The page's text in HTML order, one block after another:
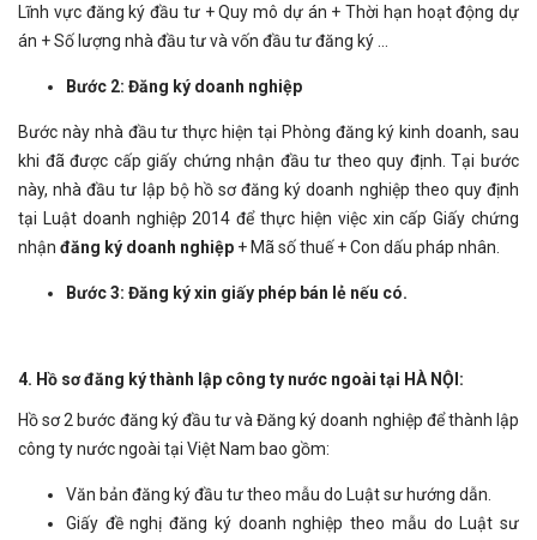
Lĩnh vực đăng ký đầu tư + Quy mô dự án + Thời hạn hoạt động dự
án + Số lượng nhà đầu tư và vốn đầu tư đăng ký ...
Bước 2: Đăng ký doanh nghiệp
Bước này nhà đầu tư thực hiện tại Phòng đăng ký kinh doanh, sau
khi đã được cấp giấy chứng nhận đầu tư theo quy định. Tại bước
này, nhà đầu tư lập bộ hồ sơ đăng ký doanh nghiệp theo quy định
tại Luật doanh nghiệp 2014 để thực hiện việc xin cấp Giấy chứng
nhận đăng ký doanh nghiệp + Mã số thuế + Con dấu pháp nhân.
Bước 3: Đăng ký xin giấy phép bán lẻ nếu có.
4. Hồ sơ đăng ký thành lập công ty nước ngoài tại HÀ NỘI:
Hồ sơ 2 bước đăng ký đầu tư và Đăng ký doanh nghiệp để thành lập
công ty nước ngoài tại Việt Nam bao gồm:
Văn bản đăng ký đầu tư theo mẫu do Luật sư hướng dẫn.
Giấy đề nghị đăng ký doanh nghiệp theo mẫu do Luật sư